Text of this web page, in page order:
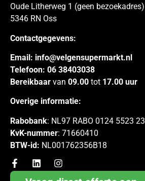
Oude Litherweg 1 (geen bezoekadres)
5346 RN Oss
Contactgegevens:
Email: info@velgensupermarkt.nl
Telefoon: 06 38403038
Bereikbaar van 09.00 tot 17.00 uur
Overige informatie:
Rabobank: NL97 RABO 0124 5523 23
KvK-nummer: 71660410
BTW-id: NL001762356B18